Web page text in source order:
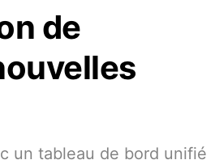
de
un tableau de bord unifié